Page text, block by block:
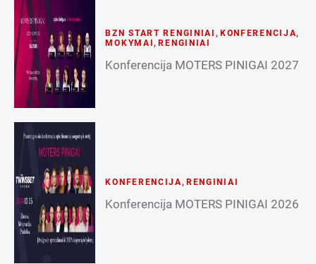
BZN START RENGINIAI , KONFERENCIJA,
MOKYMAI ,RENGINIAI
Konferencija MOTERS PINIGAI 2027
KONFERENCIJA, RENGINIAI
Konferencija MOTERS PINIGAI 2026